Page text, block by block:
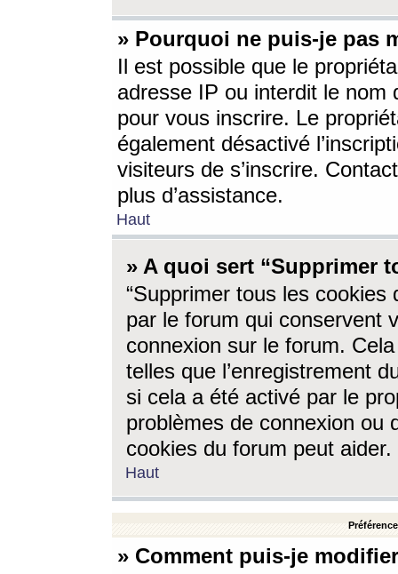
» Pourquoi ne puis-je pas
Il est possible que le
adresse IP ou interdit le nom
pour vous inscrire. Le
également désactivé
visiteurs de s’inscrire.
plus d’assistance.
Haut
» A quoi sert “Supprimer
“Supprimer tous les cookies
par le forum qui conservent
connexion sur le forum.
telles que l’enregistrement
si cela a été activé par le
problèmes de connexion ou
cookies du forum peut aider.
Haut
» Comment puis-je